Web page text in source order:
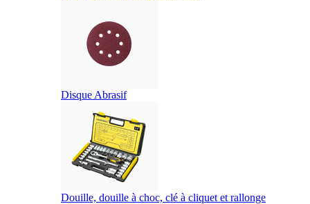
Disque Abrasif
Douille, douille à choc, clé à cliquet et rallonge